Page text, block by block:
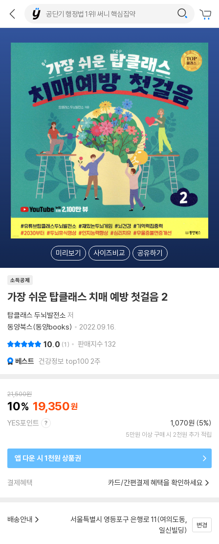
미리보기 사이즈비교 공유하기
소득공제
가장 쉬운 탑클래스 치매 예방 첫걸음 2
탑클래스 두뇌발전소 저
동양북스(동양books)
2022.09.16.
10.0 1 판매지수 132
베스트 건강정보 top100 2주
21,500원
10 19,350
YES포인트 1,070원 (5%)
5만원 이상 구매 시 2천원 추가 적립
앱 다운 시 1천원 상품권
결제혜택 카드/간편결제 혜택을 확인하세요
배송안내
서울특별시 영등포구 은행로 11(여의도동,
일신빌딩)
변경